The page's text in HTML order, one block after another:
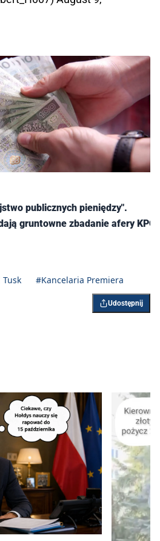
publicznych pieniędzy".
gruntowne zbadanie afery KPO
#Kancelaria Premiera
Udostępnij